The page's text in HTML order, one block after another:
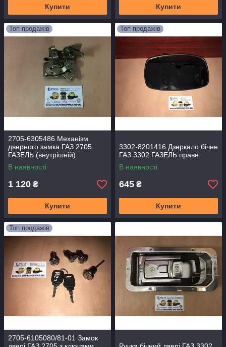
Купити Купити
Топ продажів
2705-6305486 Механізм
дверного замка ГАЗ 2705
ГАЗЕЛЬ (внутрішній)
отъездной і задніх дверей
В наявності
1 120 ₴
Купити
Топ продажів
3302-8201416 Дзеркало бічне
ГАЗ 3302 ГАЗЕЛЬ праве
В наявності
645 ₴
Купити
Топ продажів
2705-6105080/81-01 Замок